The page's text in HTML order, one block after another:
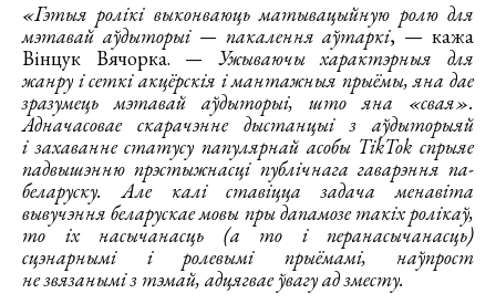
«Гэтыя ролікі выконваюць матывацыйную ролю для
мэтавай аўдыторыі — пакалення аўтаркі, — кажа
Вінцук Вячорка. — Ужываючы характэрныя для
жанру і сеткі акцёрскія і мантажныя прыёмы, яна дае
зразумець мэтавай аўдыторыі, што яна «свая».
Адначасовае скарачэнне дыстанцыі з аўдыторыяй
і захаванне статусу папулярнай асобы TikTok спрыяе
падвышэнню прэстыжнасці публічнага гаварэння па-
беларуску. Але калі ставіцца задача менавіта
вывучэння беларускае мовы пры дапамозе такіх ролікаў,
то іх насычанасць (а то і перанасычанасць)
сцэнарнымі і ролевымі прыёмамі, наўпрост
не звязанымі з тэмай, адцягвае ўвагу ад зместу.